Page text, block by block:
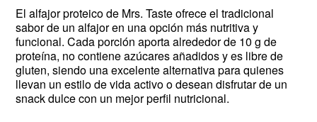
El alfajor proteico de Mrs. Taste ofrece el tradicional
sabor de un alfajor en una opción más nutritiva y
funcional. Cada porción aporta alrededor de 10 g de
proteína, no contiene azúcares añadidos y es libre de
gluten, siendo una excelente alternativa para quienes
llevan un estilo de vida activo o desean disfrutar de un
snack dulce con un mejor perfil nutricional.